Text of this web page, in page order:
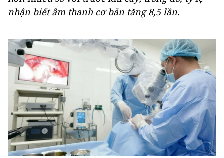
nhận biết âm thanh cơ bản tăng 8,5 lần.